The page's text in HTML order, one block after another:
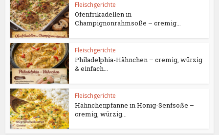
Fleischgerichte
Ofenfrikadellen in
Champignonrahmsoße – cremig...
Fleischgerichte
Philadelphia-Hähnchen – cremig, würzig
& einfach...
Fleischgerichte
Hähnchenpfanne in Honig-Senfsoße –
cremig, würzig...